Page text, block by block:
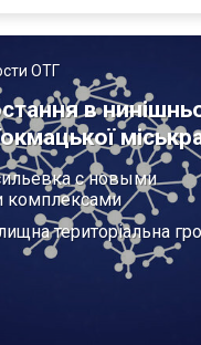
ОТГ
в
с новыми
комплексами
територіальна